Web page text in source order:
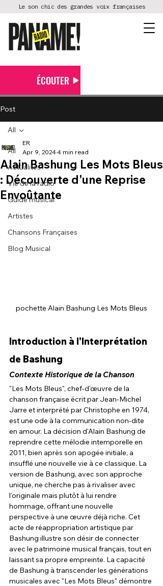
Le son chic des grandes voix françaises
ÉCOUTER
Post
All
Actualités
Vie de la radio
Guide musical
Artistes
Chansons Françaises
Blog Musical
All
Alain Bashung Les Mots Bleus
: Découverte d'une Reprise
Envoûtante
ER
Apr 9, 20244 min read
pochette Alain Bashung Les Mots Bleus
Introduction à l'Interprétation
de Bashung
Contexte Historique de la Chanson
"Les Mots Bleus", chef-d'œuvre de la
chanson française écrit par Jean-Michel
Jarre et interprété par Christophe en 1974,
est une ode à la communication non-dite
en amour. La décision d'Alain Bashung de
reprendre cette mélodie intemporelle en
2011, bien après son apogée initiale, a
insufflé une nouvelle vie à ce classique. La
version de Bashung, avec son approche
unique, ne cherche pas à rivaliser avec
l'originale mais plutôt à lui rendre
hommage, offrant une nouvelle
perspective à une œuvre déjà riche. Cet
acte de réappropriation artistique par
Bashung illustre son désir de connecter
avec le patrimoine musical français, tout en
laissant sa propre empreinte. La capacité
de Bashung à transcender les générations
musicales avec "Les Mots Bleus" démontre